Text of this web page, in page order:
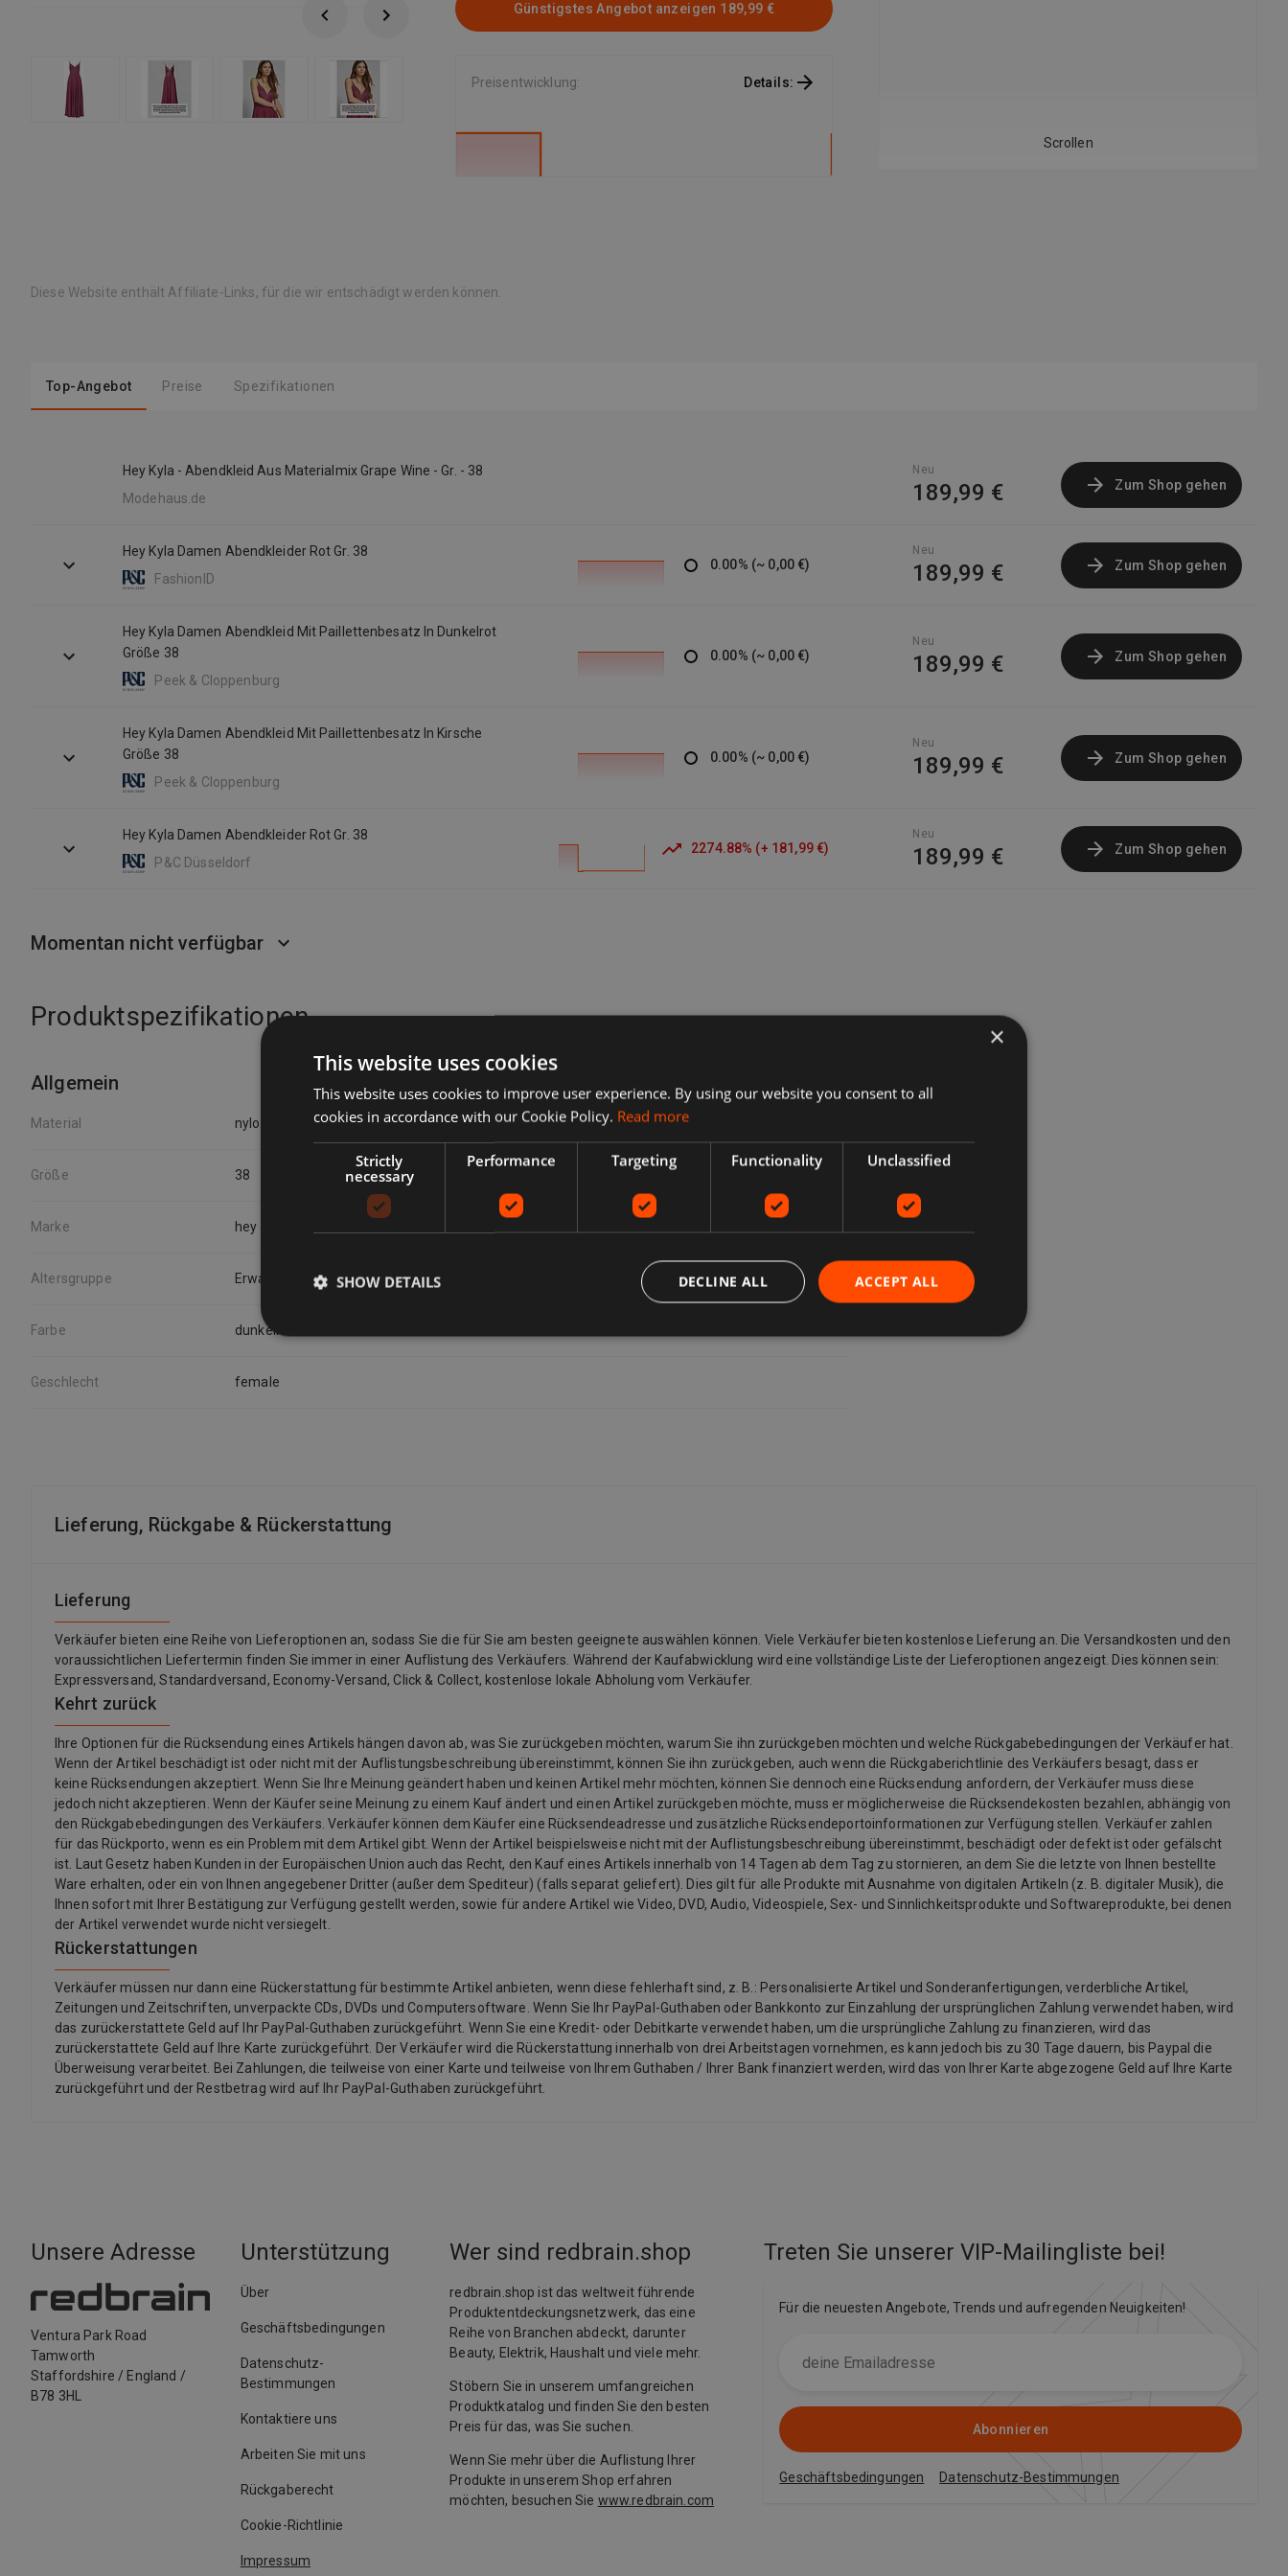
Günstigstes Angebot anzeigen 189,99 €
Preisentwicklung: Details:
Scrollen
Diese Website enthält Affiliate-Links, für die wir entschädigt werden können.
Top-Angebot Preise Spezifikationen
Hey Kyla - Abendkleid Aus Materialmix Grape Wine - Gr. - 38
Modehaus.de
Neu
189,99 € Zum Shop gehen
Hey Kyla Damen Abendkleider Rot Gr. 38
FashionID
0.00% (~ 0,00 €)
Neu
189,99 € Zum Shop gehen
Hey Kyla Damen Abendkleid Mit Paillettenbesatz In Dunkelrot
Größe 38
Peek & Cloppenburg
0.00% (~ 0,00 €)
Neu
189,99 € Zum Shop gehen
Hey Kyla Damen Abendkleid Mit Paillettenbesatz In Kirsche
Größe 38
Peek & Cloppenburg
0.00% (~ 0,00 €)
Neu
189,99 € Zum Shop gehen
Hey Kyla Damen Abendkleider Rot Gr. 38
P&C Düsseldorf
2274.88% (+ 181,99 €)
Neu
189,99 € Zum Shop gehen
Momentan nicht verfügbar
Produktspezifikationen
Allgemein
Material nylon
Größe 38
Marke hey kyla
Altersgruppe Erwachsener
Farbe dunkelrot
Geschlecht female
Lieferung, Rückgabe & Rückerstattung
Lieferung
Verkäufer bieten eine Reihe von Lieferoptionen an, sodass Sie die für Sie am besten geeignete auswählen können. Viele Verkäufer bieten kostenlose Lieferung an. Die Versandkosten und den
voraussichtlichen Liefertermin finden Sie immer in einer Auflistung des Verkäufers. Während der Kaufabwicklung wird eine vollständige Liste der Lieferoptionen angezeigt. Dies können sein:
Expressversand, Standardversand, Economy-Versand, Click & Collect, kostenlose lokale Abholung vom Verkäufer.
Kehrt zurück
Ihre Optionen für die Rücksendung eines Artikels hängen davon ab, was Sie zurückgeben möchten, warum Sie ihn zurückgeben möchten und welche Rückgabebedingungen der Verkäufer hat.
Wenn der Artikel beschädigt ist oder nicht mit der Auflistungsbeschreibung übereinstimmt, können Sie ihn zurückgeben, auch wenn die Rückgaberichtlinie des Verkäufers besagt, dass er
keine Rücksendungen akzeptiert. Wenn Sie Ihre Meinung geändert haben und keinen Artikel mehr möchten, können Sie dennoch eine Rücksendung anfordern, der Verkäufer muss diese
jedoch nicht akzeptieren. Wenn der Käufer seine Meinung zu einem Kauf ändert und einen Artikel zurückgeben möchte, muss er möglicherweise die Rücksendekosten bezahlen, abhängig von
den Rückgabebedingungen des Verkäufers. Verkäufer können dem Käufer eine Rücksendeadresse und zusätzliche Rücksendeportoinformationen zur Verfügung stellen. Verkäufer zahlen
für das Rückporto, wenn es ein Problem mit dem Artikel gibt. Wenn der Artikel beispielsweise nicht mit der Auflistungsbeschreibung übereinstimmt, beschädigt oder defekt ist oder gefälscht
ist. Laut Gesetz haben Kunden in der Europäischen Union auch das Recht, den Kauf eines Artikels innerhalb von 14 Tagen ab dem Tag zu stornieren, an dem Sie die letzte von Ihnen bestellte
Ware erhalten, oder ein von Ihnen angegebener Dritter (außer dem Spediteur) (falls separat geliefert). Dies gilt für alle Produkte mit Ausnahme von digitalen Artikeln (z. B. digitaler Musik), die
Ihnen sofort mit Ihrer Bestätigung zur Verfügung gestellt werden, sowie für andere Artikel wie Video, DVD, Audio, Videospiele, Sex- und Sinnlichkeitsprodukte und Softwareprodukte, bei denen
der Artikel verwendet wurde nicht versiegelt.
Rückerstattungen
Verkäufer müssen nur dann eine Rückerstattung für bestimmte Artikel anbieten, wenn diese fehlerhaft sind, z. B.: Personalisierte Artikel und Sonderanfertigungen, verderbliche Artikel,
Zeitungen und Zeitschriften, unverpackte CDs, DVDs und Computersoftware. Wenn Sie Ihr PayPal-Guthaben oder Bankkonto zur Einzahlung der ursprünglichen Zahlung verwendet haben, wird
das zurückerstattete Geld auf Ihr PayPal-Guthaben zurückgeführt. Wenn Sie eine Kredit- oder Debitkarte verwendet haben, um die ursprüngliche Zahlung zu finanzieren, wird das
zurückerstattete Geld auf Ihre Karte zurückgeführt. Der Verkäufer wird die Rückerstattung innerhalb von drei Arbeitstagen vornehmen, es kann jedoch bis zu 30 Tage dauern, bis Paypal die
Überweisung verarbeitet. Bei Zahlungen, die teilweise von einer Karte und teilweise von Ihrem Guthaben / Ihrer Bank finanziert werden, wird das von Ihrer Karte abgezogene Geld auf Ihre Karte
zurückgeführt und der Restbetrag wird auf Ihr PayPal-Guthaben zurückgeführt.
Unsere Adresse
Ventura Park Road
Tamworth
Staffordshire / England /
B78 3HL
Unterstützung
Über
Geschäftsbedingungen
Datenschutz-
Bestimmungen
Kontaktiere uns
Arbeiten Sie mit uns
Rückgaberecht
Cookie-Richtlinie
Impressum
Wer sind redbrain.shop
redbrain.shop ist das weltweit führende
Produktentdeckungsnetzwerk, das eine
Reihe von Branchen abdeckt, darunter
Beauty, Elektrik, Haushalt und viele mehr.
Stöbern Sie in unserem umfangreichen
Produktkatalog und finden Sie den besten
Preis für das, was Sie suchen.
Wenn Sie mehr über die Auflistung Ihrer
Produkte in unserem Shop erfahren
möchten, besuchen Sie www.redbrain.com
Treten Sie unserer VIP-Mailingliste bei!
Für die neuesten Angebote, Trends und aufregenden Neuigkeiten!
Abonnieren
Geschäftsbedingungen Datenschutz-Bestimmungen
×
This website uses cookies
This website uses cookies to improve user experience. By using our website you consent to all
cookies in accordance with our Cookie Policy. Read more
Strictly
necessary
Performance Targeting Functionality Unclassified
ACCEPT ALL
DECLINE ALL
SHOW DETAILS